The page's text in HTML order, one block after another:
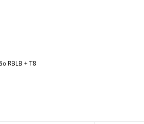
RBLB + T8